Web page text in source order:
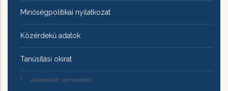
Minőségpolitikai nyilatkozat
Közérdekű adatok
Tanúsítási okirat
Akkreditált szervezetek